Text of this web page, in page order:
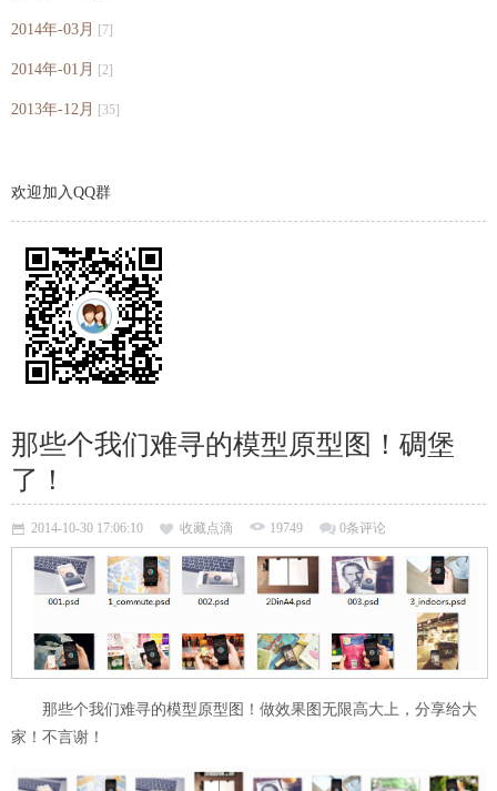
2014年-03月 [7]
2014年-01月 [2]
2013年-12月 [35]
欢迎加入QQ群
那些个我们难寻的模型原型图！碉堡
了！
2014-10-30 17:06:10 收藏点滴 19749 0条评论
那些个我们难寻的模型原型图！做效果图无限高大上，分享给大
家！不言谢！